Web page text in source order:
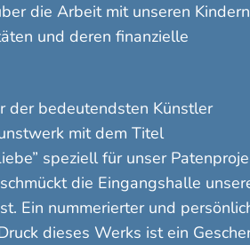
die Arbeit mit unseren
und deren finanzielle
der bedeutendsten Künstler
mit dem Titel
speziell für unser
die Eingangshalle
Ein nummerierter und
dieses Werks ist ein